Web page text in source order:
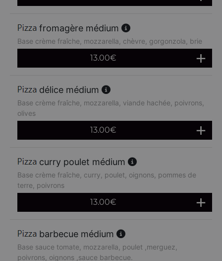
fromagère médium
Base crème fraîche, mozzarella, chèvre, gorgonzola, brie
13.00€
délice médium
Base crème fraîche, mozzarella, viande hachée, poivrons,
olives
13.00€
curry poulet médium
Base crème fraîche, curry, poulet, oignons, pommes de
terre, poivrons
13.00€
barbecue médium
Base sauce tomate, mozzarella, poulet ,merguez,
poivrons, oignons ,sauce barbecue.